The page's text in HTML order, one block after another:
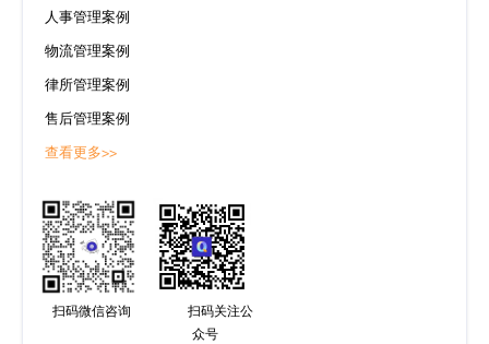
人事管理案例
物流管理案例
律所管理案例
售后管理案例
查看更多>>
扫码微信咨询
扫码关注公
众号